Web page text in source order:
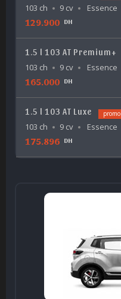
103 ch 9 cv
Essence
129.900
DH
1.5 l 103 AT Premium+
103 ch 9 cv
Essence
165.000
DH
1.5 l 103 AT Luxe promo
103 ch 9 cv
Essence
175.896
DH